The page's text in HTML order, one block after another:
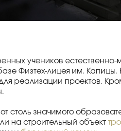
учеников
Физтех-лицея им.
реализации проектов.
столь значимого
на строительный объект